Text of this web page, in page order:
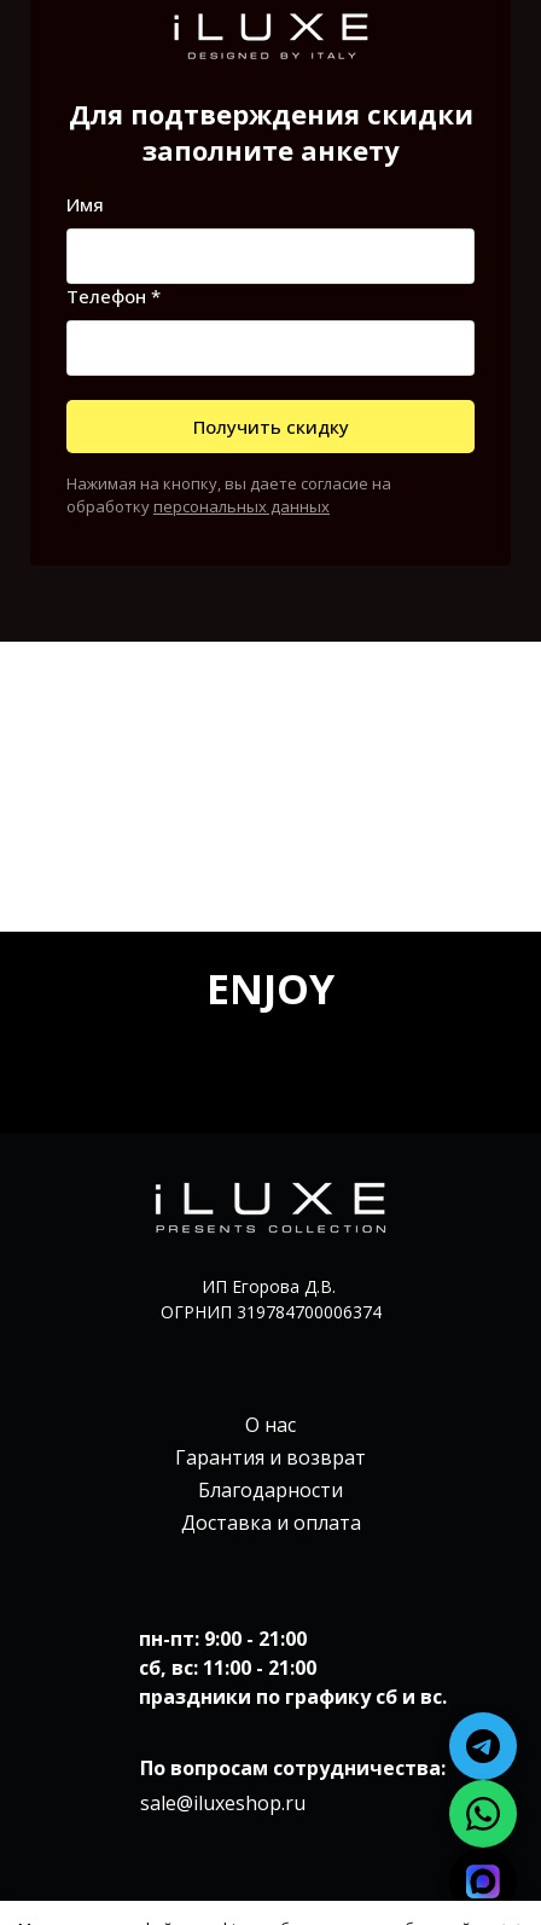
Для подтверждения скидки
заполните анкету
Имя
Телефон *
Получить скидку
Нажимая на кнопку, вы даете согласие на
обработку персональных данных
ENJOY
ИП Егорова Д.В.
ОГРНИП 319784700006374
О нас
Гарантия и возврат
Благодарности
Доставка и оплата
пн-пт: 9:00 - 21:00
сб, вс: 11:00 - 21:00
праздники по графику сб и вс.
По вопросам сотрудничества:
sale@iluxeshop.ru